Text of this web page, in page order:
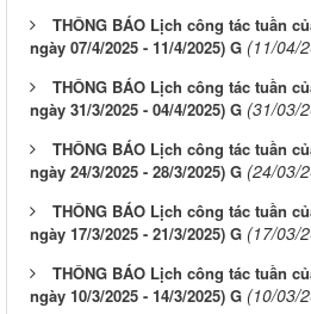
THÔNG BÁO Lịch công tác tuần
ngày 07/4/2025 - 11/4/2025) G (11/04/
THÔNG BÁO Lịch công tác tuần
ngày 31/3/2025 - 04/4/2025) G (31/03/
THÔNG BÁO Lịch công tác tuần
ngày 24/3/2025 - 28/3/2025) G (24/03/
THÔNG BÁO Lịch công tác tuần
ngày 17/3/2025 - 21/3/2025) G (17/03/
THÔNG BÁO Lịch công tác tuần
ngày 10/3/2025 - 14/3/2025) G (10/03/